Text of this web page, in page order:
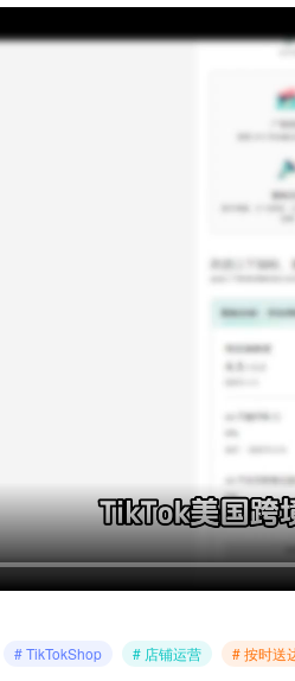
# TikTokShop # 店铺运营 # 按时送